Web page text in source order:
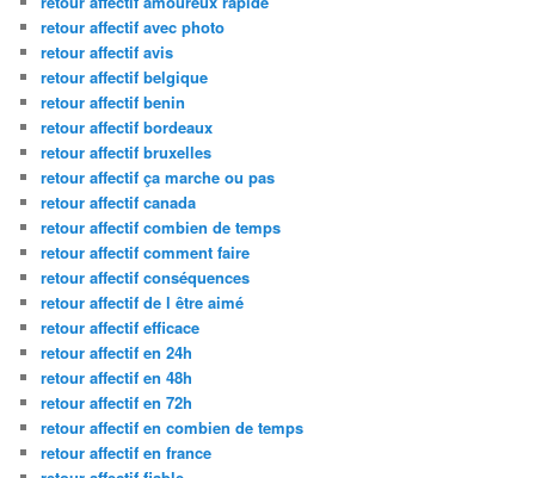
retour affectif avec photo
retour affectif avis
retour affectif belgique
retour affectif benin
retour affectif bordeaux
retour affectif bruxelles
retour affectif ça marche ou pas
retour affectif canada
retour affectif combien de temps
retour affectif comment faire
retour affectif conséquences
retour affectif de l être aimé
retour affectif efficace
retour affectif en 24h
retour affectif en 48h
retour affectif en 72h
retour affectif en combien de temps
retour affectif en france